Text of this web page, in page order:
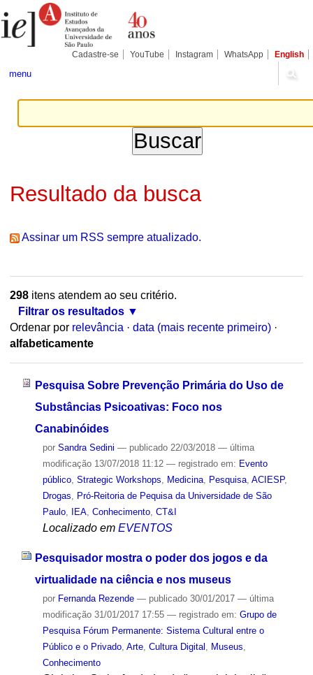
para
conteúdo.
Pessoais
Cadastre-se YouTube Instagram WhatsApp English
menu
Resultado da busca
Assinar um RSS sempre atualizado.
298itens atendem ao seu critério.
Filtrar os resultados
Ordenar por relevância · data (mais recente primeiro) ·
alfabeticamente
Pesquisa Sobre Prevenção Primária do Uso de
Substâncias Psicoativas: Foco nos
Canabinóides
por Sandra Sedini — publicado22/03/2018 — última
modificação13/07/2018 11:12 — registrado em: Evento
público, Strategic Workshops Medicina, Pesquisa, ACIESP,
Drogas
Pró-Reitoria de Pequisa da Universidade de São
Paulo, IEA, Conhecimento, CT&I
Localizado em EVENTOS
Pesquisador mostra o poder dos jogos e da
virtualidade na ciência e nos museus
por Fernanda Rezende — publicado30/01/2017 — última
modificação31/01/2017 17:55 — registrado em: Grupo de
Pesquisa Fórum Permanente: Sistema Cultural entre o
Público e o Privado, Arte, Cultura Digital Museus
Conhecimento